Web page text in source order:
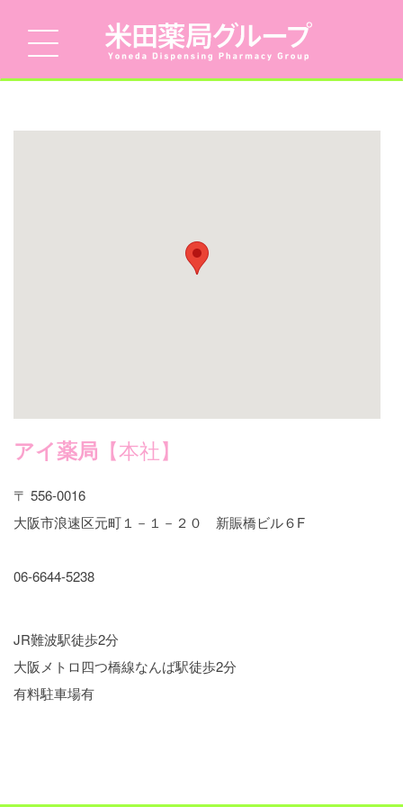
アイ薬局 【本社】
〒 556-0016
大阪市浪速区元町１－１－２０ 新賑橋ビル６F
06-6644-5238
JR難波駅徒歩2分
大阪メトロ四つ橋線なんば駅徒歩2分
有料駐車場有